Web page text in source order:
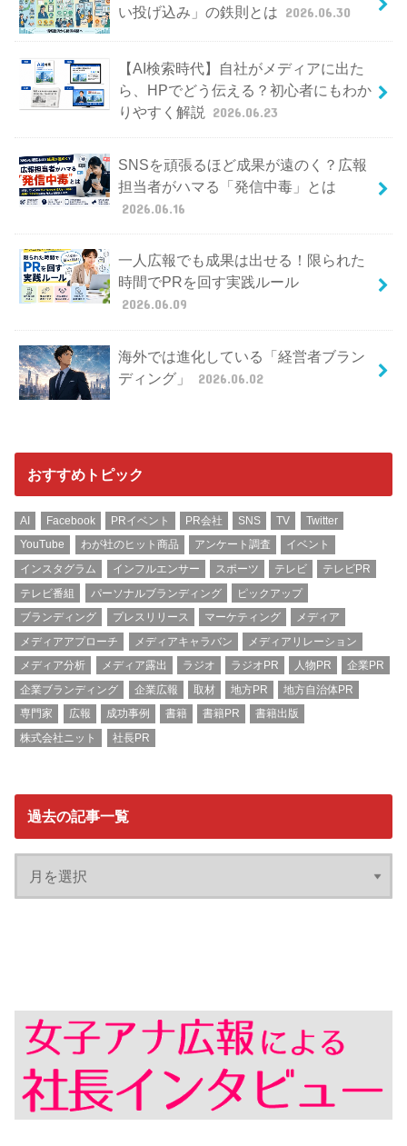
い投げ込み」の鉄則とは 2026.06.30
【AI検索時代】自社がメディアに出た
ら、HPでどう伝える？初心者にもわか
りやすく解説
2026.06.23
SNSを頑張るほど成果が遠のく？広報
担当者がハマる「発信中毒」とは
2026.06.16
一人広報でも成果は出せる！限られた
時間でPRを回す実践ルール
2026.06.09
海外では進化している「経営者ブラン
ディング」
2026.06.02
おすすめトピック
AI Facebook PRイベント PR会社 SNS TV
Twitter
YouTube
わが社のヒット商品 アンケート調査
イベント
インスタグラム
インフルエンサー スポーツ テレビ
テレビPR
テレビ番組
パーソナルブランディング
ピックアップ
ブランディング
プレスリリース マーケティング
メディア
メディアアプローチ
メディアキャラバン
メディアリレーション
メディア分析
メディア露出 ラジオ ラジオPR 人物PR
企業PR
企業ブランディング
企業広報 取材 地方PR
地方自治体PR
専門家
広報 成功事例 書籍 書籍PR
書籍出版
株式会社ニット
社長PR
過去の記事一覧